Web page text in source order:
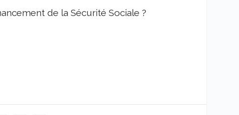
de la Sécurité Sociale ?